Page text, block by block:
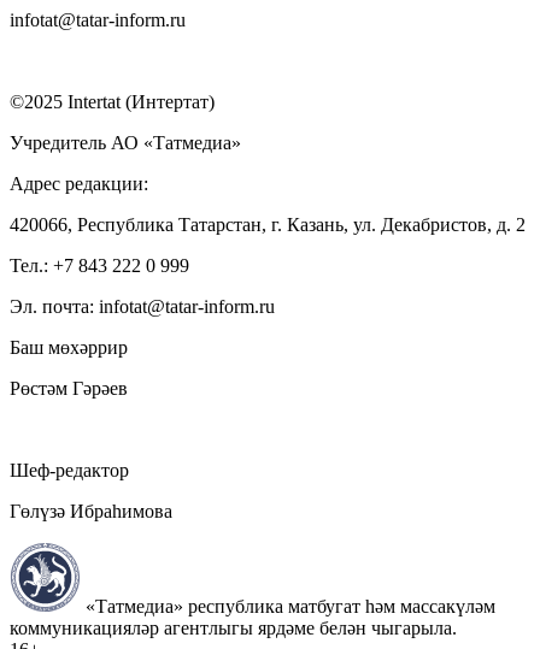
infotat@tatar-inform.ru
©2025 Intertat (Интертат)
Учредитель АО «Татмедиа»
Адрес редакции:
420066, Республика Татарстан, г. Казань, ул. Декабристов, д. 2
Тел.: +7 843 222 0 999
Эл. почта: infotat@tatar-inform.ru
Баш мөхәррир
Рөстәм Гәрәев
Шеф-редактор
Гөлүзә Ибраһимова
«Татмедиа» республика матбугат һәм массакүләм
коммуникацияләр агентлыгы ярдәме белән чыгарыла.